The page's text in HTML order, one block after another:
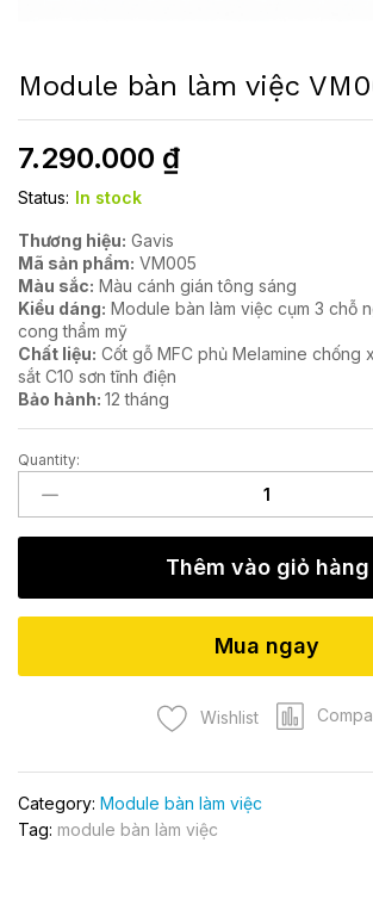
Module bàn làm việc
7.290.000 ₫
Status: In stock
Thương hiệu: Gavis
Mã sản phẩm: VM005
Màu sắc: Màu cánh gián tông sáng
Kiểu dáng: Module bàn làm việc cụm 3 chỗ
cong thẩm mỹ
Chất liệu: Cốt gỗ MFC phủ Melamine chống
sắt C10 sơn tĩnh điện
Bảo hành: 12 tháng
Module
bàn
làm
việc
quantity
Quantity:
Thêm vào giỏ hàng
Wishlist
Mua ngay
Category: Module bàn làm việc
Tag: module bàn làm việc